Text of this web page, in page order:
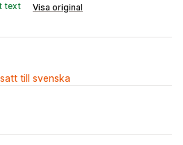
text Visa original
till svenska